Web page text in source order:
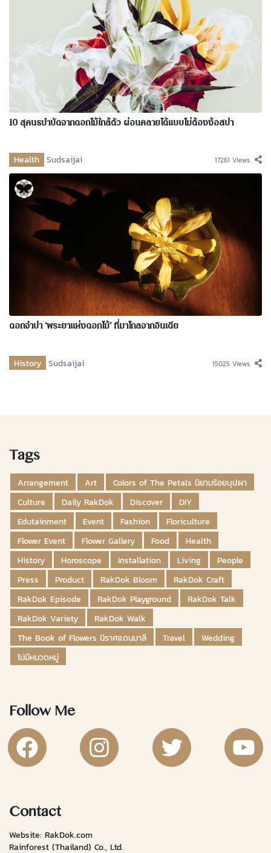
10 สุคนธบำบัดจากดอกไม้ใกล้ตัว ผ่อนคลายได้แบบไม่ต้องง้อสปา
Health Sudsaijai 17261 Views
ดอกจำปา ‘พระยาแห่งดอกไม้’ ที่มาไกลจากอินเดีย
History Sudsaijai 15025 Views
Tags
Arrangement Art
Colors of The Petals นิยามร้อยบุปผา
Culture
Daily RakDok Discover
DIY
Edutainment
Event Fashion
Floriculture
Flower Event
Flower Gallery Food
Health
History
Horoscope Installation Living
People
Press
Product RakDok Bloom
RakDok Craft
RakDok Episode
RakDok Playground
RakDok Talk
RakDok Variety
RakDok Walk
The Book of Flowers นิราศแดนมาลี
Travel
Wedding
ไม่มีหมวดหมู่
Follow Me
RakDok Channel FacebookRakDok Channel Instagram
RakDok Twitter Rakdok
Contact
Website: RakDok.com
Rainforest (Thailand) Co., Ltd.